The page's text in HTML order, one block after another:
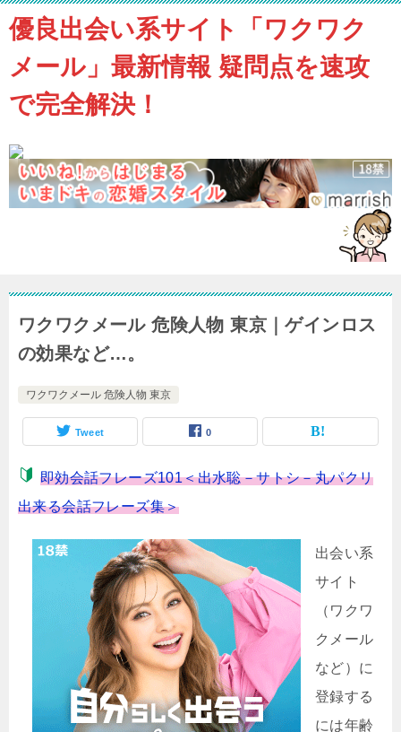
優良出会い系サイト「ワクワク
メール」最新情報 疑問点を速攻
で完全解決！
ワクワクメール 危険人物 東京｜ゲインロス
の効果など…。
ワクワクメール 危険人物 東京
Tweet 0
即効会話フレーズ101＜出水聡－サトシ－丸パクリ
出来る会話フレーズ集＞
出会い系
サイト
（ワクワ
クメール
など）に
登録する
には年齢